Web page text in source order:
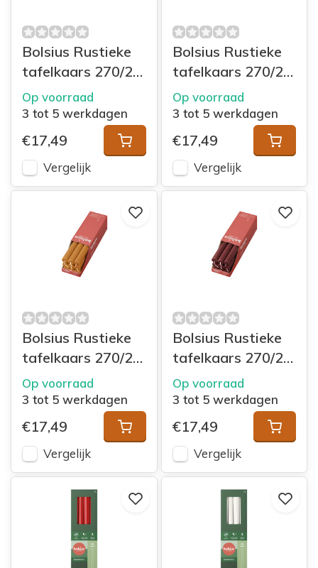
van hoge kwaliteit bieden de ultieme
ervaring en herinneringen die blijven
hangen. Laat je betoveren door de warmte
en schoonheid van kaarsen & houders en
geniet langer van de mooiste momenten,
met vanKaarstotServet.nl.
Bolsius Rustieke
tafelkaars 270/23
doos 9 Ash Rose
Op voorraad
3 tot 5 werkdagen
€17,49
Vergelijk
Bolsius Rustieke
tafelkaars 270/23
doos 9 Oat Beige
Op voorraad
3 tot 5 werkdagen
€17,49
Vergelijk
Bolsius Rustieke
tafelkaars 270/23
doos 9
Honeycomb
Yellow
Op voorraad
3 tot 5 werkdagen
€17,49
Vergelijk
Bolsius Rustieke
tafelkaars 270/23
doos 9 Velvet Red
Op voorraad
3 tot 5 werkdagen
€17,49
Vergelijk